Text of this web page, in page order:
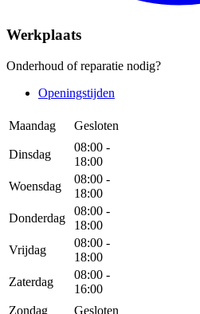
Werkplaats
Onderhoud of reparatie nodig?
Openingstijden
Maandag Gesloten
Dinsdag
08:00 -
18:00
Woensdag
08:00 -
18:00
Donderdag
08:00 -
18:00
Vrijdag
08:00 -
18:00
Zaterdag
08:00 -
16:00
Zondag
Gesloten